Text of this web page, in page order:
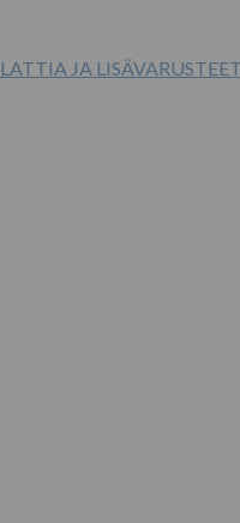
LATTIA JA LISÄVARUSTEET